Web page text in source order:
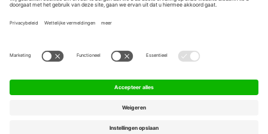
Contact
FAQ
Werken bij ons
Algemene Voorwaarden